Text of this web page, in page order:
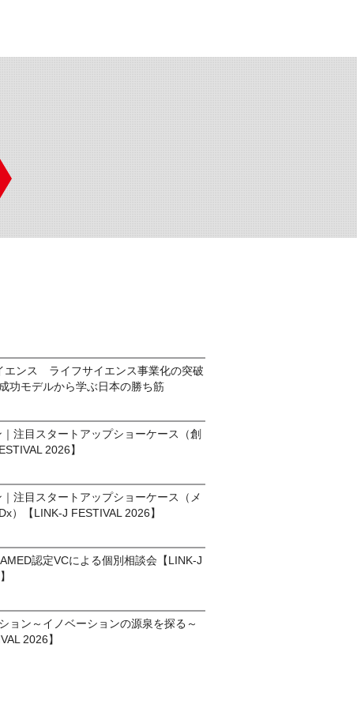
エンス ライフサイエンス事業化の突破
功モデルから学ぶ日本の勝ち筋
注目スタートアップショーケース（創
2026】
注目スタートアップショーケース（メ
）【LINK-J FESTIVAL 2026】
認定VCによる個別相談会【LINK-J
ョン～イノベーションの源泉を探る～
2026】